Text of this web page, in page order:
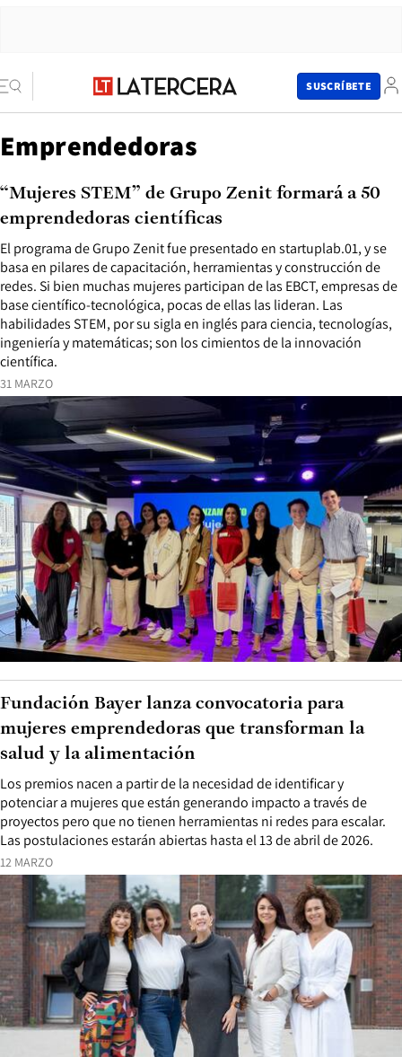
SUSCRÍBETE
Emprendedoras
31 MARZO
El programa de Grupo Zenit fue presentado en startuplab.01, y se
basa en pilares de capacitación, herramientas y construcción de
redes. Si bien muchas mujeres participan de las EBCT, empresas de
base científico-tecnológica, pocas de ellas las lideran. Las
habilidades STEM, por su sigla en inglés para ciencia, tecnologías,
ingeniería y matemáticas; son los cimientos de la innovación
científica.
“Mujeres STEM” de Grupo Zenit formará a 50
emprendedoras científicas
12 MARZO
Los premios nacen a partir de la necesidad de identificar y
potenciar a mujeres que están generando impacto a través de
proyectos pero que no tienen herramientas ni redes para escalar.
Las postulaciones estarán abiertas hasta el 13 de abril de 2026.
Fundación Bayer lanza convocatoria para
mujeres emprendedoras que transforman la
salud y la alimentación